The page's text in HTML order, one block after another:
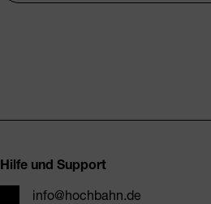
Hilfe und Support
E-Mailinfo@hochbahn.de